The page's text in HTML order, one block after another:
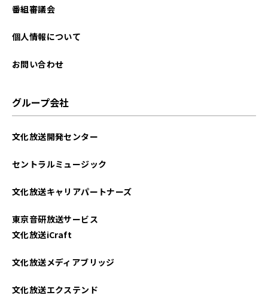
2025年09月
2025年06月
2025年01月
2024年12月
番組審議会
個人情報について
お問い合わせ
グループ会社
文化放送開発センター
セントラルミュージック
文化放送キャリアパートナーズ
東京音研放送サービス
文化放送iCraft
文化放送メディアブリッジ
文化放送エクステンド